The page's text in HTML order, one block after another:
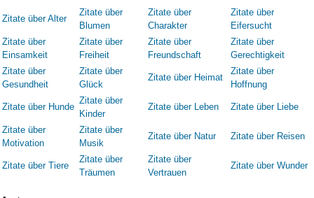
Zitate über Alter
Zitate über
Blumen
Zitate über
Charakter
Zitate über
Eifersucht
Zitate über
Einsamkeit
Zitate über
Freiheit
Zitate über
Freundschaft
Zitate über
Gerechtigkeit
Zitate über
Gesundheit
Zitate über
Glück
Zitate über Heimat
Zitate über
Hoffnung
Zitate über Hunde
Zitate über
Kinder
Zitate über Leben Zitate über Liebe
Zitate über
Motivation
Zitate über
Musik
Zitate über Natur Zitate über Reisen
Zitate über Tiere
Zitate über
Träumen
Zitate über
Vertrauen
Zitate über Wunder